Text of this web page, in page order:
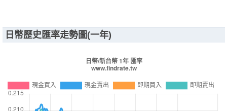
日幣歷史匯率走勢圖(一年)